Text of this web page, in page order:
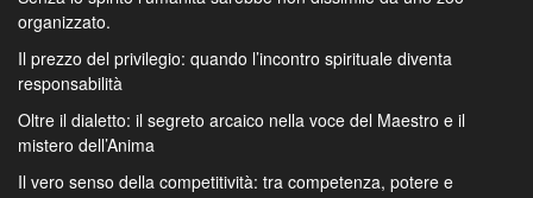
organizzato.
Il prezzo del privilegio: quando l’incontro spirituale diventa
responsabilità
Oltre il dialetto: il segreto arcaico nella voce del Maestro e il
mistero dell’Anima
Il vero senso della competitività: tra competenza, potere e